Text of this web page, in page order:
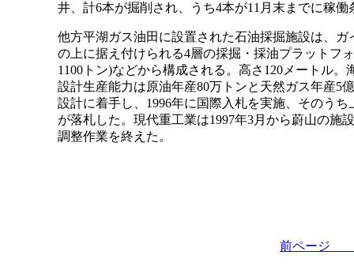
井、計6本が掘削され、うち4本が11月末までに稼働
他方平湖ガス油田に設置された石油採掘施設は、
の上に据え付けられる4層の採掘・採油プラットフ
1100トン)などから構成される。高さ120メートル
設計生産能力は原油年産80万トンと天然ガス年産5
設計に着手し、1996年に国際入札を実施、そのう
が落札した。現代重工業は1997年3月から蔚山の施
調整作業を終えた。
前ペー